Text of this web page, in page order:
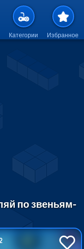
к основному
Категории Избранное
по звеньям-